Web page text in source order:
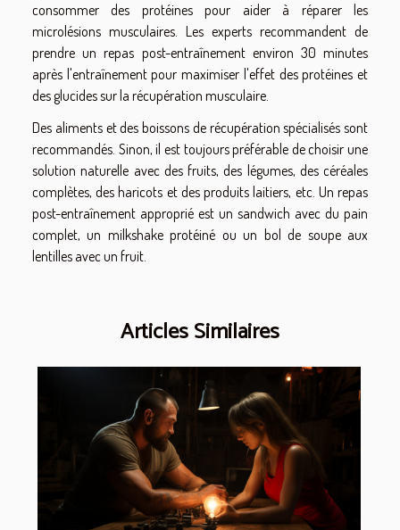
consommer des protéines pour aider à réparer les
microlésions musculaires. Les experts recommandent de
prendre un repas post-entraînement environ 30 minutes
après l'entraînement pour maximiser l'effet des protéines et
des glucides sur la récupération musculaire.
Des aliments et des boissons de récupération spécialisés sont
recommandés. Sinon, il est toujours préférable de choisir une
solution naturelle avec des fruits, des légumes, des céréales
complètes, des haricots et des produits laitiers, etc. Un repas
post-entraînement approprié est un sandwich avec du pain
complet, un milkshake protéiné ou un bol de soupe aux
lentilles avec un fruit.
Articles Similaires